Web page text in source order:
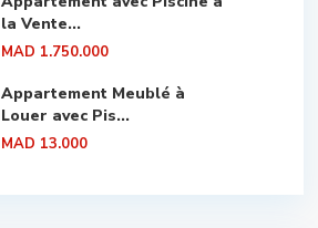
la Vente...
MAD 1.750.000
Appartement Meublé à
Louer avec Pis...
MAD 13.000